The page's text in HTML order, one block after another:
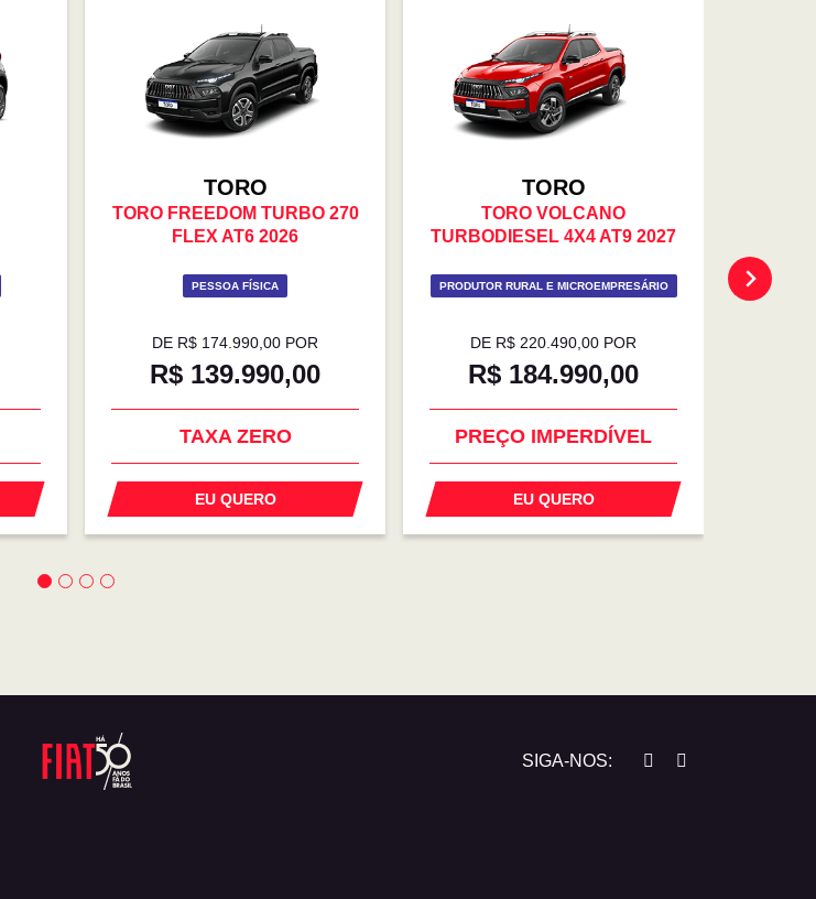
TORO
TORO FREEDOM TURBO 270
FLEX AT6 2026
PESSOA FÍSICA
DE R$ 174.990,00 POR
R$ 139.990,00
COM SEU USADO NA
TROCA
EU QUERO
TORO
TORO VOLCANO
TURBODIESEL 4X4 AT9 2027
PRODUTOR RURAL E MICROEMPRESÁRIO
DE R$ 220.490,00 POR
R$ 184.990,00
PREÇO IMPERDÍVEL
EU QUERO
SIGA-NOS: